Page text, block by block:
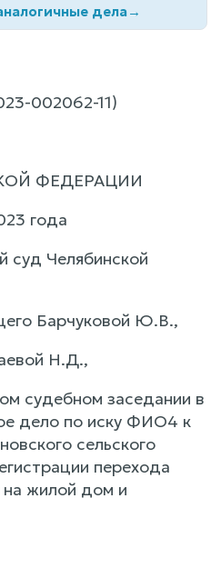
дела→
002062-11)
ФЕДЕРАЦИИ
года
суд Челябинской
Барчуковой Ю.В.,
Н.Д.,
судебном заседании в
дело по иску ФИО4 к
сельского
перехода
на жилой дом и